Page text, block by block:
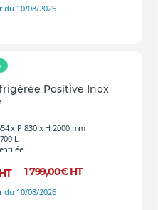
du 10/08/2026
Positive Inox
x P 830 x H 2000 mm
L
HT 1 799,00€HT
du 10/08/2026